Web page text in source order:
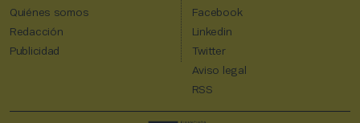
Quiénes somos
Redacción
Publicidad
Facebook
Linkedin
Twitter
Aviso legal
RSS